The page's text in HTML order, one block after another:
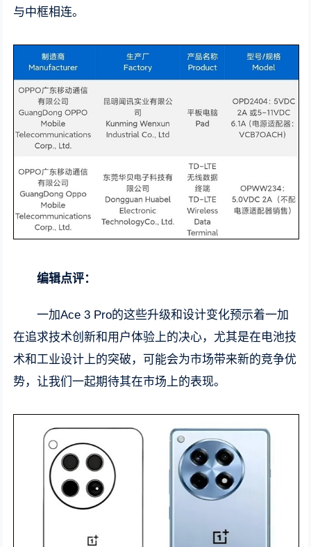
与中框相连。
编辑点评：
一加Ace 3 Pro的这些升级和设计变化预示着一加
在追求技术创新和用户体验上的决心，尤其是在电池技
术和工业设计上的突破，可能会为市场带来新的竞争优
势，让我们一起期待其在市场上的表现。